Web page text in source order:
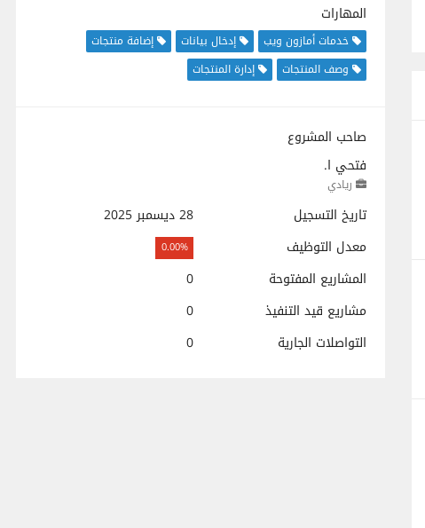
المهارات
خدمات أمازون ويب إدخال بيانات
إضافة منتجات
وصف المنتجات
إدارة المنتجات
صاحب المشروع
فتحي ا.
ريادي
تاريخ التسجيل
28 ديسمبر 2025
معدل التوظيف
0.00%
المشاريع المفتوحة
0
مشاريع قيد التنفيذ
0
التواصلات الجارية
0